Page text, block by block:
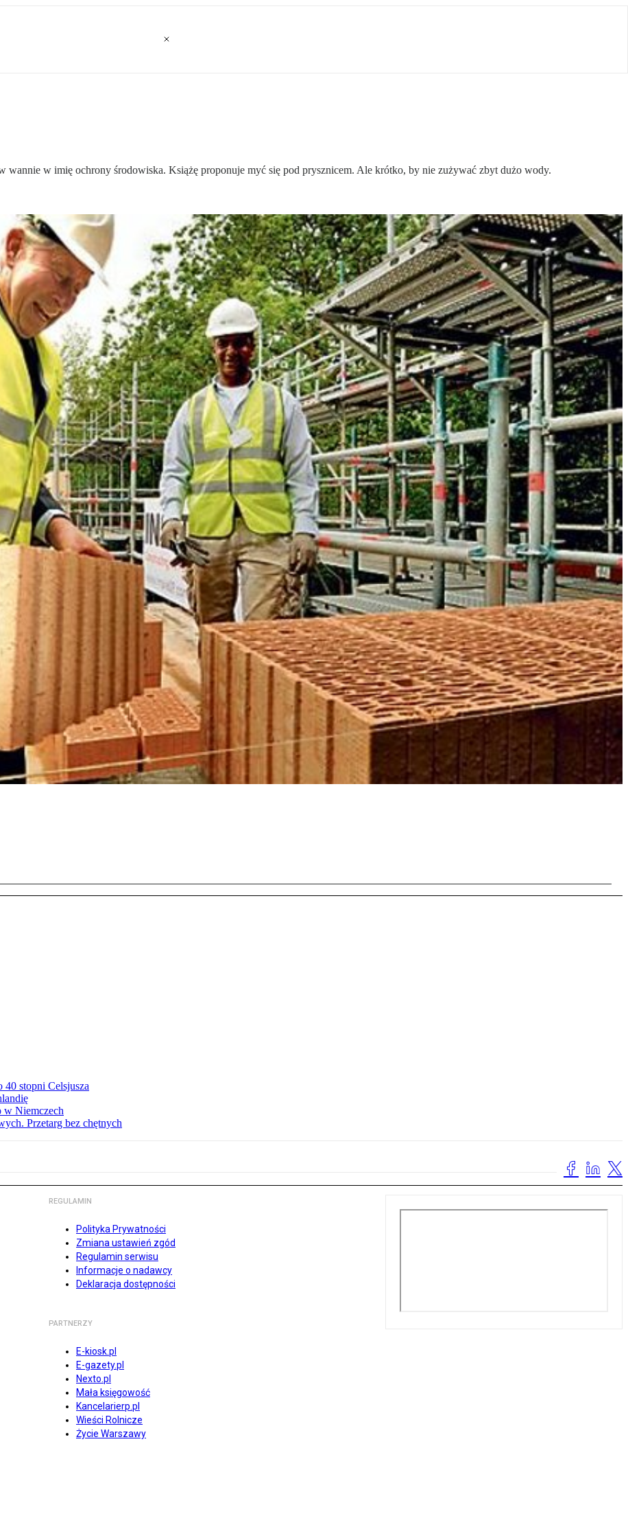
wannie w imię ochrony środowiska. Książę proponuje myć się pod prysznicem. Ale krótko, by nie zużywać zbyt dużo wody.
40 stopni Celsjusza
w Niemczech
Przetarg bez chętnych
REGULAMIN
Polityka Prywatności
Zmiana ustawień zgód
Regulamin serwisu
Informacje o nadawcy
Deklaracja dostępności
PARTNERZY
E-kiosk.pl
E-gazety.pl
Nexto.pl
Mała księgowość
Kancelarierp.pl
Wieści Rolnicze
Życie Warszawy